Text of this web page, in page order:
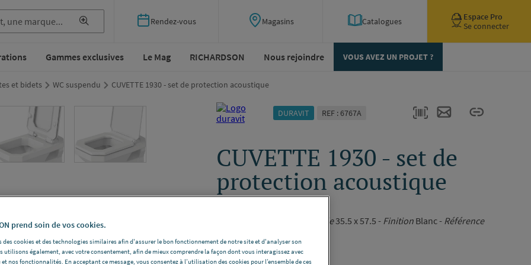
Rendez-vous Magasins Catalogues
Espace Pro
Se connecter
Gammes exclusives Le Mag RICHARDSON Nous rejoindre VOUS AVEZ UN PROJET ?
et bidets WC suspendu CUVETTE 1930 - set de protection acoustique
DURAVIT REF : 6767A
CUVETTE 1930 - set de
protection acoustique
Modèle35.5 x 57.5 - FinitionBlanc - Référence
Voir la description complète
prend soin de vos cookies.
des cookies et des technologies similaires afin d'assurer le bon fonctionnement de notre site et d'analyser son
utilisons également, avec votre consentement, afin de mieux comprendre la façon dont vous interagissez avec
nos fonctionnalités. En acceptant ce message, vous consentez à l’utilisation des cookies pour l’ensemble de ces